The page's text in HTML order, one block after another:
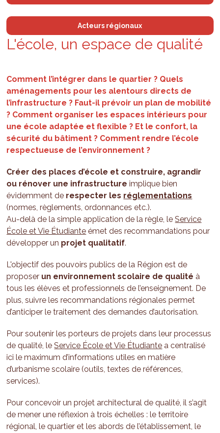
Acteurs régionaux
L'é­cole, un espace de qua­lité
Comment l’intégrer dans le quartier ? Quels
aménagements pour les alentours directs de
l’infrastructure ? Faut-il prévoir un plan de mobilité
? Comment organiser les espaces intérieurs pour
une école adaptée et flexible ? Et le confort, la
sécurité du bâtiment ? Comment rendre l’école
respectueuse de l’environnement ?
Créer des places d’école et construire, agrandir
ou rénover une infrastructure implique bien
évidemment de respecter les réglementations
(normes, règlements, ordonnances etc.).
Au-delà de la simple application de la règle, leService
Écoleet Vie Étudiante émet des recommandations pour
développer un projet qualitatif.
L'objectif des pouvoirs publics de la Région est de
proposer un environnement scolaire de qualité à
tous les élèves et professionnels de l’enseignement. De
plus, suivre les recommandations régionales permet
d’anticiper le traitement des demandes d’autorisation.
Pour soutenir les porteurs de projets dans leur processus
de qualité, leService Écoleet Vie Étudiante a centralisé
ici le maximum d’informations utiles en matière
d’urbanisme scolaire (outils, textes de références,
services).
Pour concevoir un projet architectural de qualité, il s’agit
de mener une réflexion à trois échelles : le territoire
régional, le quartier et les abords de l’établissement, le